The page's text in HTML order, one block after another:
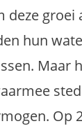
deze groei
hun
Maar
Op